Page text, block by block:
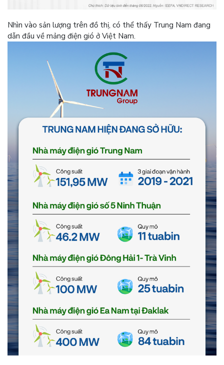
Nhìn vào sản lượng trên đồ thị, có thể thấy Trung Nam đang
dẫn đầu về mảng điện gió ở Việt Nam.